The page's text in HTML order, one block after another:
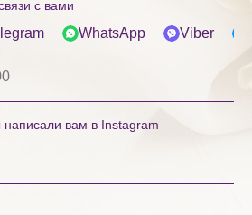
с вами
WhatsApp Viber
вам в Instagram